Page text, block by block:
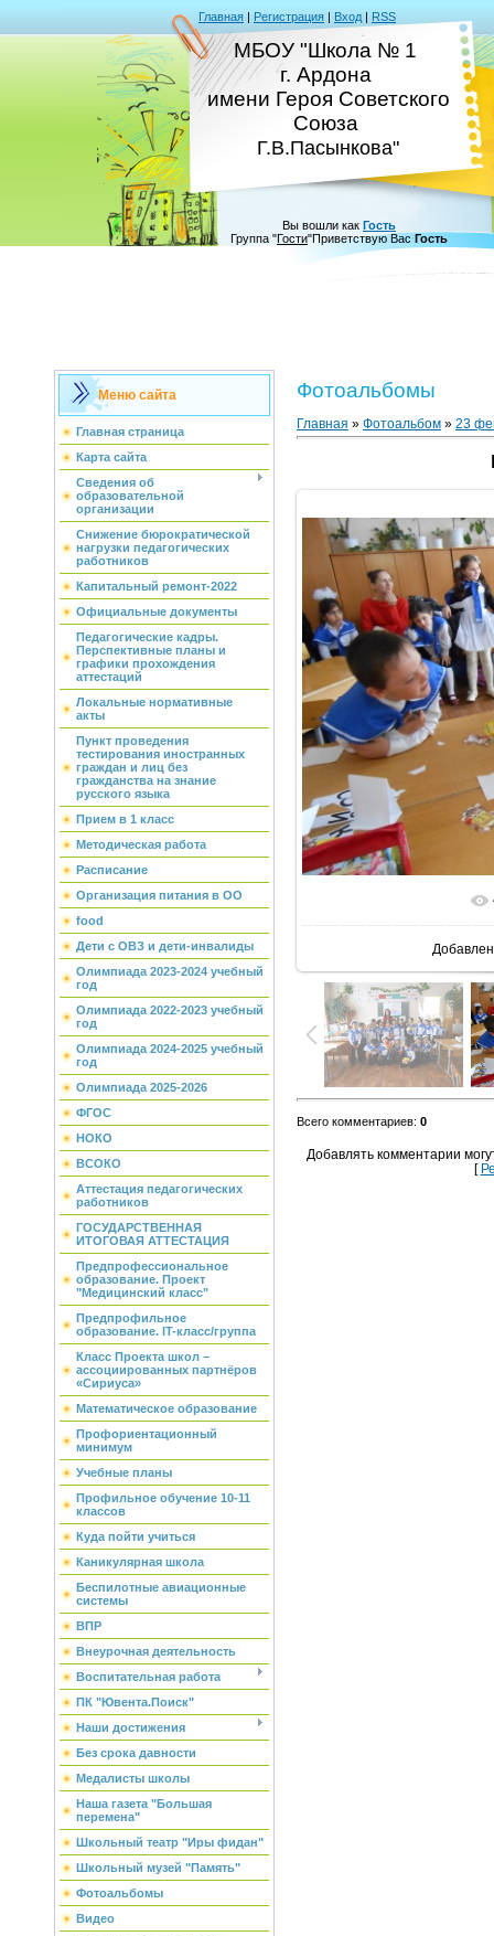
Главная | Регистрация | Вход | RSS
МБОУ "Школа № 1
г. Ардона
имени Героя Советского
Союза
Г.В.Пасынкова"
Вы вошли как Гость
Группа "Гости"Приветствую Вас Гость
Меню сайта
Главная страница
Карта сайта
Сведения об
образовательной
организации
Снижение бюрократической
нагрузки педагогических
работников
Капитальный ремонт-2022
Официальные документы
Педагогические кадры.
Перспективные планы и
графики прохождения
аттестаций
Локальные нормативные
акты
Пункт проведения
тестирования иностранных
граждан и лиц без
гражданства на знание
русского языка
Прием в 1 класс
Методическая работа
Расписание
Организация питания в ОО
food
Дети с ОВЗ и дети-инвалиды
Олимпиада 2023-2024 учебный
год
Олимпиада 2022-2023 учебный
год
Олимпиада 2024-2025 учебный
год
Олимпиада 2025-2026
ФГОС
НОКО
ВСОКО
Аттестация педагогических
работников
ГОСУДАРСТВЕННАЯ
ИТОГОВАЯ АТТЕСТАЦИЯ
Предпрофессиональное
образование. Проект
"Медицинский класс"
Предпрофильное
образование. IT-класс/группа
Класс Проекта школ –
ассоциированных партнёров
«Сириуса»
Математическое образование
Профориентационный
минимум
Учебные планы
Профильное обучение 10-11
классов
Куда пойти учиться
Каникулярная школа
Беспилотные авиационные
системы
ВПР
Внеурочная деятельность
Воспитательная работа
ПК "Ювента.Поиск"
Наши достижения
Без срока давности
Медалисты школы
Наша газета "Большая
перемена"
Школьный театр "Иры фидан"
Школьный музей "Память"
Фотоальбомы
Видео
Фотоальбомы
Главная » Фотоальбом » 23
Всего комментариев: 0
Добавлять комментарии
[